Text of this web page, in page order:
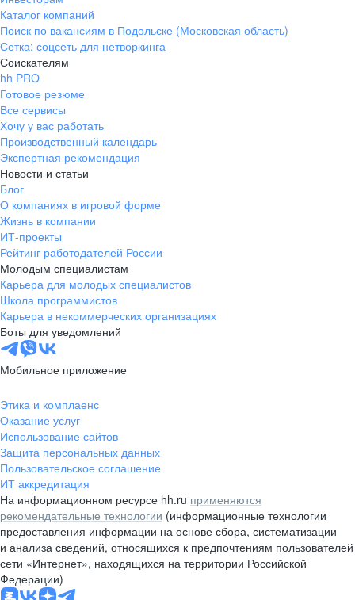
Каталог компаний
Поиск по вакансиям в Подольске (Московская область)
Сетка: соцсеть для нетворкинга
Соискателям
hh PRO
Готовое резюме
Все сервисы
Хочу у вас работать
Производственный календарь
Экспертная рекомендация
Новости и статьи
Блог
О компаниях в игровой форме
Жизнь в компании
ИТ-проекты
Рейтинг работодателей России
Молодым специалистам
Карьера для молодых специалистов
Школа программистов
Карьера в некоммерческих организациях
Боты для уведомлений
Мобильное приложение
Этика и комплаенс
Оказание услуг
Использование сайтов
Защита персональных данных
Пользовательское соглашение
ИТ аккредитация
На информационном ресурсе hh.ru применяются
рекомендательные технологии (информационные технологии
предоставления информации на основе сбора, систематизации
и анализа сведений, относящихся к предпочтениям пользователей
сети «Интернет», находящихся на территории Российской
Федерации)